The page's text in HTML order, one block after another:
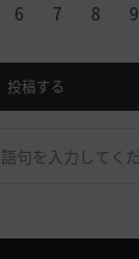
6 7 8 9
投稿する